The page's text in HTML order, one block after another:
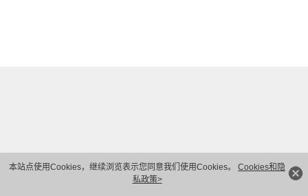
本站点使用Cookies，继续浏览表示您同意我们使用Cookies。 Cookies和隐
私政策>